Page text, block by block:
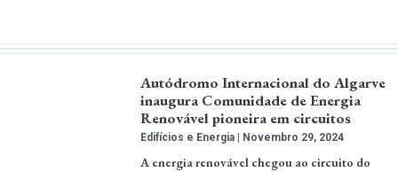
Autódromo Internacional do Algarve
inaugura Comunidade de Energia
Renovável pioneira em circuitos
Edifícios e Energia Novembro 29, 2024
A energia renovável chegou ao circuito do